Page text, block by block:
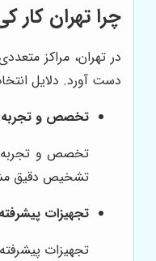
چرا تهران کار
در تهران، مراکز
دست آورد. دلایل
تخصص و
تخصص و تجربه،
تشخیص دقیق
تجهیزات
تجهیزات